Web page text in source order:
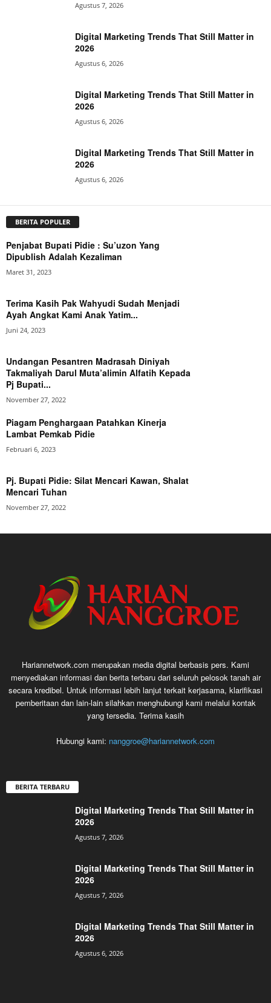
Agustus 7, 2026
Digital Marketing Trends That Still Matter in
2026
Agustus 6, 2026
Digital Marketing Trends That Still Matter in
2026
Agustus 6, 2026
Digital Marketing Trends That Still Matter in
2026
Agustus 6, 2026
BERITA POPULER
Penjabat Bupati Pidie : Su’uzon Yang
Dipublish Adalah Kezaliman
Maret 31, 2023
Terima Kasih Pak Wahyudi Sudah Menjadi
Ayah Angkat Kami Anak Yatim...
Juni 24, 2023
Undangan Pesantren Madrasah Diniyah
Takmaliyah Darul Muta’alimin Alfatih Kepada
Pj Bupati...
November 27, 2022
Piagam Penghargaan Patahkan Kinerja
Lambat Pemkab Pidie
Februari 6, 2023
Pj. Bupati Pidie: Silat Mencari Kawan, Shalat
Mencari Tuhan
November 27, 2022
Hariannetwork.com merupakan media digital berbasis pers. Kami
menyediakan informasi dan berita terbaru dari seluruh pelosok tanah air
secara kredibel. Untuk informasi lebih lanjut terkait kerjasama, klarifikasi
pemberitaan dan lain-lain silahkan menghubungi kami melalui kontak
yang tersedia. Terima kasih
Hubungi kami: nanggroe@hariannetwork.com
BERITA TERBARU
Digital Marketing Trends That Still Matter in
2026
Agustus 7, 2026
Digital Marketing Trends That Still Matter in
2026
Agustus 7, 2026
Digital Marketing Trends That Still Matter in
2026
Agustus 6, 2026